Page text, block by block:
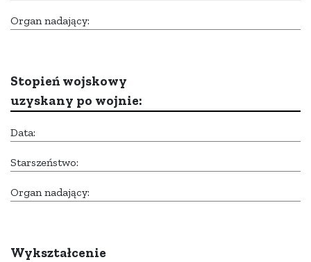
Organ nadający:
Stopień wojskowy
uzyskany po wojnie:
Data:
Starszeństwo:
Organ nadający:
Wykształcenie